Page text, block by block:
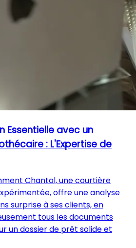
Essentielle avec un
: L'Expertise de
Chantal, une courtière
offre une analyse
surprise à ses clients, en
tous les documents
un dossier de prêt solide et